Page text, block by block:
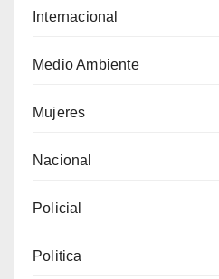
Internacional
Medio Ambiente
Mujeres
Nacional
Policial
Politica